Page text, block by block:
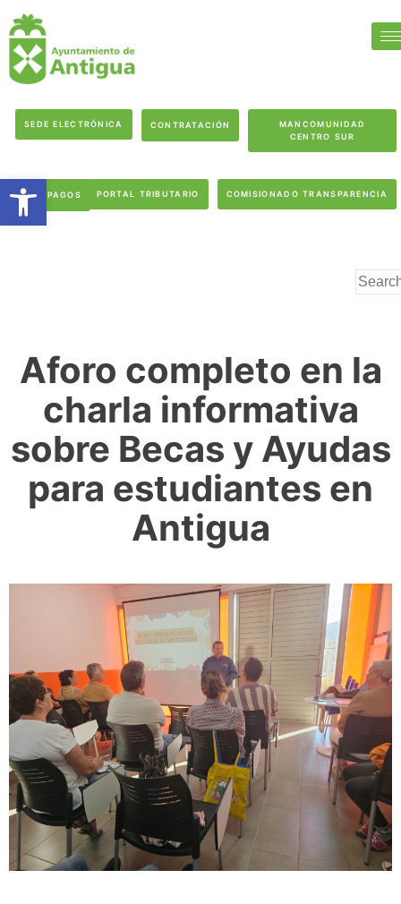
SEDE ELECTRÓNICA CONTRATACIÓN
MANCOMUNIDAD
CENTRO SUR
PAGOS PORTAL TRIBUTARIO COMISIONADO TRANSPARENCIA
Aforo completo en la
charla informativa
sobre Becas y Ayudas
para estudiantes en
Antigua
Abrir barra de herramientas